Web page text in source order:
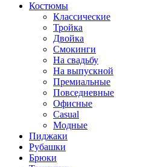
Костюмы
Классические
Тройка
Двойка
Смокинги
На свадьбу
На выпускной
Премиальные
Повседневные
Офисные
Casual
Модные
Пиджаки
Рубашки
Брюки